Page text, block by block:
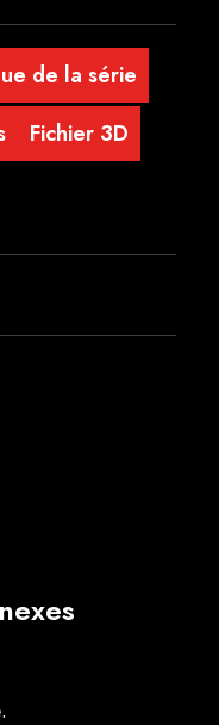
de la série
Fichier 3D